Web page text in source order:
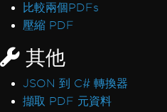
比較兩個PDFs
壓縮 PDF
其他
JSON 到 C# 轉換器
擷取 PDF 元資料